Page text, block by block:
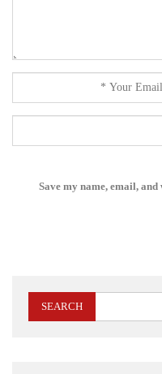
Save my name, email,